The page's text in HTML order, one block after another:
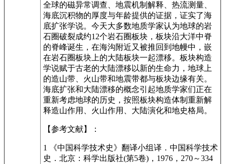
全球的磁异常调查、地震机制解释、热流测量、
海底沉积物的厚度与年龄提供的证据，证实了海
底扩张学说。今天大多数地质学家认为地球的岩
石圈破裂成约12个岩石圈板块，板块沿大洋中脊
的脊峰诞生，在海沟附近又被推回到地幔中，嵌
在岩石圈板块上的大陆板块一起漂移。板块构造
学说赋于古老的大陆漂移以新的生命力，地球上
的造山带、火山带和地震带都与板块边缘有关。
海底扩张和大陆漂移的概念引起地质学家们正在
重新考虑地球的历史，按照板块构造体制重新解
释造山作用、火山作用、大陆演化和地史格局。
【参考文献】：
1 《中国科学技术史》翻译小组译．中国科学技术
史．北京：科学出版社(第5卷)，1976，270～334